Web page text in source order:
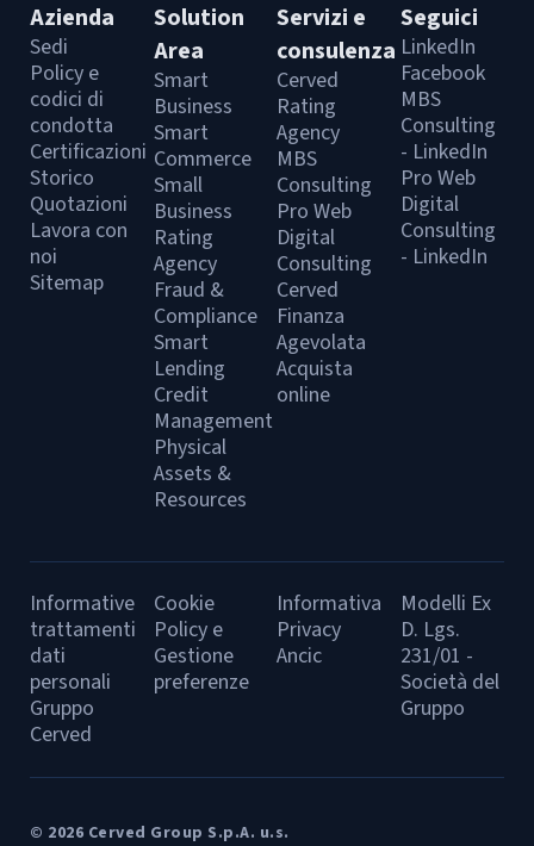
Azienda
Sedi
Policy e
codici di
condotta
Certificazioni
Storico
Quotazioni
Lavora con
noi
Sitemap
Solution
Area
Smart
Business
Smart
Commerce
Small
Business
Rating
Agency
Fraud &
Compliance
Smart
Lending
Credit
Management
Physical
Assets &
Resources
Servizi e
consulenza
Cerved
Rating
Agency
MBS
Consulting
Pro Web
Digital
Consulting
Cerved
Finanza
Agevolata
Acquista
online
Seguici
LinkedIn
Facebook
MBS
Consulting
- LinkedIn
Pro Web
Digital
Consulting
- LinkedIn
Informative
trattamenti
dati
personali
Gruppo
Cerved
Cookie
Policy e
Gestione
preferenze
Informativa
Privacy
Ancic
Modelli Ex
D. Lgs.
231/01 -
Società del
Gruppo
© 2026 Cerved Group S.p.A. u.s.